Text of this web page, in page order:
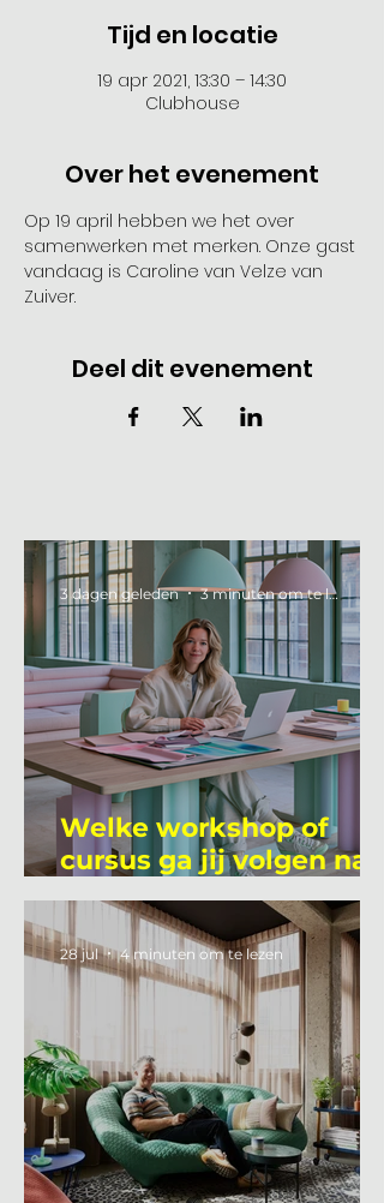
Tijd en locatie
19 apr 2021, 13:30 – 14:30
Clubhouse
Over het evenement
Op 19 april hebben we het over
samenwerken met merken. Onze gast
vandaag is Caroline van Velze van
Zuiver.
Deel dit evenement
Welke workshop of
cursus ga jij volgen na
je vakantie?
3 dagen geleden 3 minuten om te lezen
28 jul 4 minuten om te lezen